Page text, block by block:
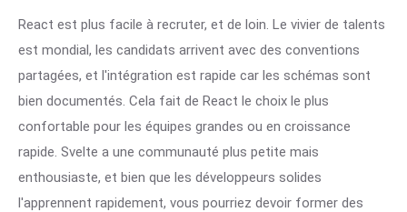
React est plus facile à recruter, et de loin. Le vivier de talents
est mondial, les candidats arrivent avec des conventions
partagées, et l'intégration est rapide car les schémas sont
bien documentés. Cela fait de React le choix le plus
confortable pour les équipes grandes ou en croissance
rapide. Svelte a une communauté plus petite mais
enthousiaste, et bien que les développeurs solides
l'apprennent rapidement, vous pourriez devoir former des